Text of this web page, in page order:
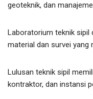
geoteknik, dan
Laboratorium teknik sipil
material dan survei yang
Lulusan teknik sipil
kontraktor, dan instansi